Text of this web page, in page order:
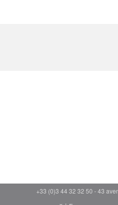
+33 (0)3 44 32 32 50 - 43